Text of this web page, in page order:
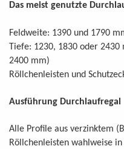
Das meist genutzte
Feldweite: 1390 und 1790
Tiefe: 1230, 1830 oder 2430
2400 mm)
Röllchenleisten und
Ausführung Durchlaufregal
Alle Profile aus verzinktem
Röllchenleisten wahlweise